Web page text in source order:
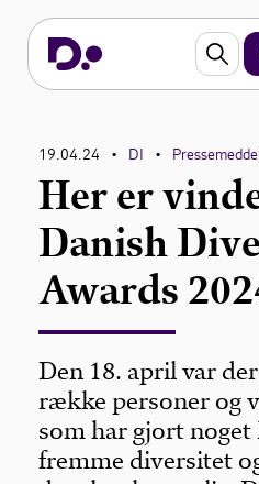
19.04.24 • DI •
Her er
Danish
Awards
Den 18. april var
række personer og
som har gjort
fremme diversitet